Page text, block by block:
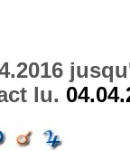
lu.